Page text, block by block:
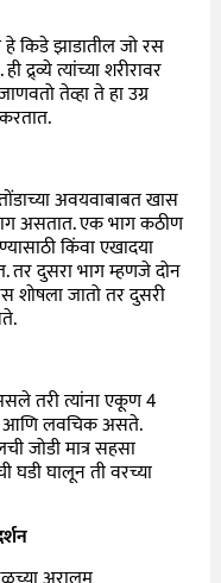
हे किडे झाडातील जो रस
द्र्व्ये त्यांच्या शरीरावर
तेव्हा ते हा उग्र
अवयवाबाबत खास
असतात. एक भाग कठीण
किंवा एखादया
तर दुसरा भाग म्हणजे दोन
शोषला जातो तर दुसरी
तरी त्यांना एकूण 4
आणि लवचिक असते.
जोडी मात्र सहसा
घालून ती वरच्या